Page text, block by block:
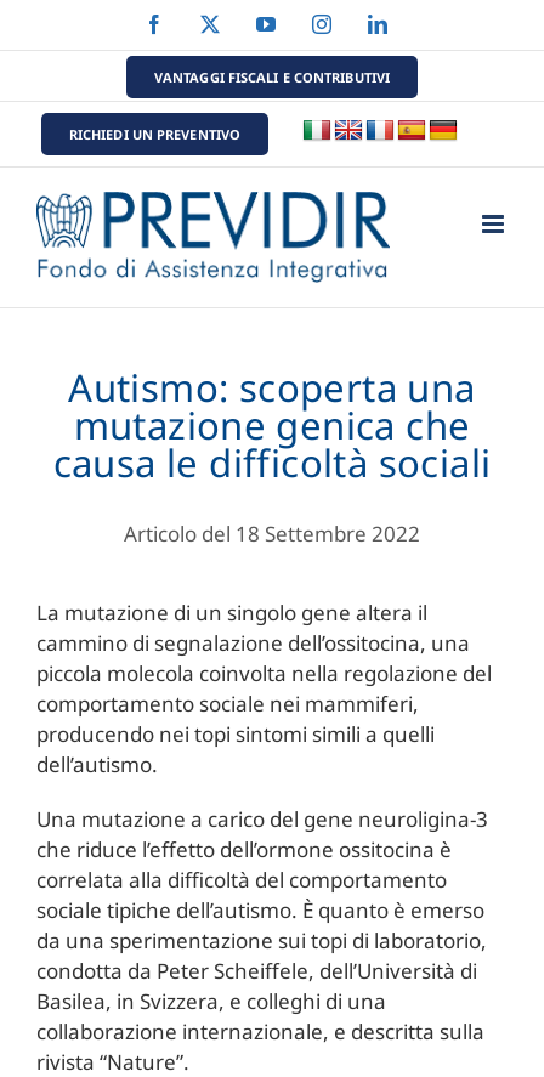
al
Facebook YouTubeInstagramLinkedIn
VANTAGGI FISCALI E CONTRIBUTIVI
RICHIEDI UN PREVENTIVO
Autismo: scoperta una
mutazione genica che
causa le difficoltà sociali
Articolo del 18 Settembre 2022
La mutazione di un singolo gene altera il
cammino di segnalazione dell’ossitocina, una
piccola molecola coinvolta nella regolazione del
comportamento sociale nei mammiferi,
producendo nei topi sintomi simili a quelli
dell’autismo.
Una mutazione a carico del gene neuroligina-3
che riduce l’effetto dell’ormone ossitocina è
correlata alla difficoltà del comportamento
sociale tipiche dell’autismo. È quanto è emerso
da una sperimentazione sui topi di laboratorio,
condotta da Peter Scheiffele, dell’Università di
Basilea, in Svizzera, e colleghi di una
collaborazione internazionale, e descritta sulla
rivista “Nature”.